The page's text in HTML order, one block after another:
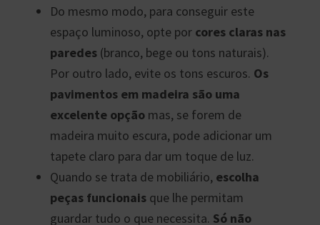
Do mesmo modo, para conseguir este
espaço luminoso, opte por cores claras nas
paredes (branco, bege ou tons naturais).
Por outro lado, evite os tons escuros. Os
pavimentos em madeira são uma
excelente opção mas, se forem de
madeira muito escura, pode adicionar um
tapete claro para dar um toque de luz.
Quando se trata de mobiliário, escolha
peças funcionais que lhe permitam
guardar tudo o que necessita. Só não